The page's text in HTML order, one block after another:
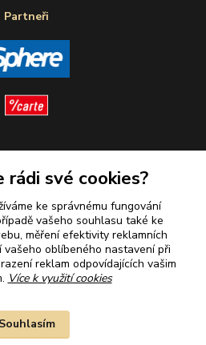
Partneři
nás bezpečně
rádi své cookies?
ke správnému fungování
vašeho souhlasu také ke
měření efektivity reklamních
vašeho oblíbeného nastavení při
reklam odpovídajících vašim
Více k využití cookies
Souhlasím